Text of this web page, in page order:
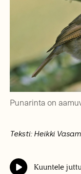
Punarinta on
Teksti: Heikki
Kuuntele